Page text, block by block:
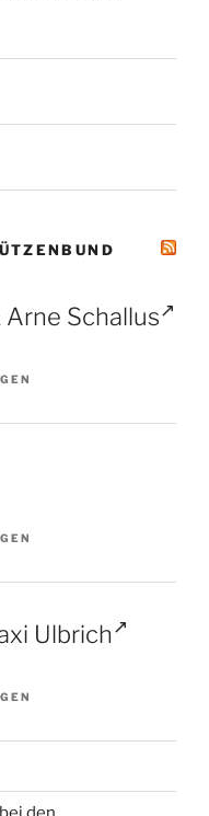
Schallus
Ulbrich